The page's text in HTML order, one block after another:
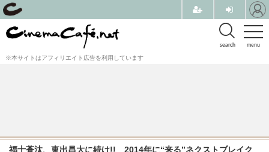
menu
search
※本サイトはアフィリエイト広告を利用しています
福士蒼汰、東出昌大に続け!! 2014年に“来る”ネクストブレイク